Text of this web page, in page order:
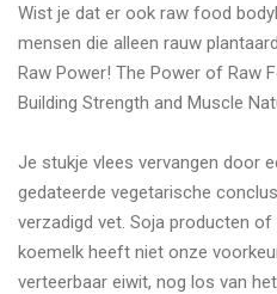
Wist je dat er ook raw food
mensen die alleen rauw
Raw Power! The Power of Raw
Building Strength and Muscle
Je stukje vlees vervangen door
gedateerde vegetarische
verzadigd vet. Soja producten
koemelk heeft niet onze
verteerbaar eiwit, nog los van